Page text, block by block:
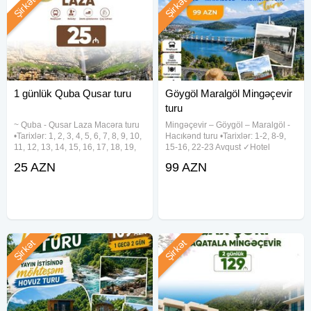
1 günlük Quba Qusar turu
~ Quba - Qusar Laza Macəra turu
•Tarixlər: 1, 2, 3, 4, 5, 6, 7, 8, 9, 10,
11, 12, 13, 14, 15, 16, 17, 18, 19,
29, 30, 31 Avqust •Qiymət: •
Şirkət
25 AZN
Göygöl Maralgöl Mingəçevir
turu
Mingəçevir – Göygöl – Maralgöl -
Hacıkənd turu •Tarixlər: 1-2, 8-9,
15-16, 22-23 Avqust ✓Hotel
- RİVER SİDE 4★ - 109 azn -
Şirkət
99 AZN
Şirkət Şirkət